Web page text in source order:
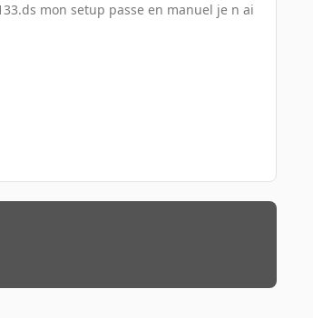
mon setup passe en manuel je n ai